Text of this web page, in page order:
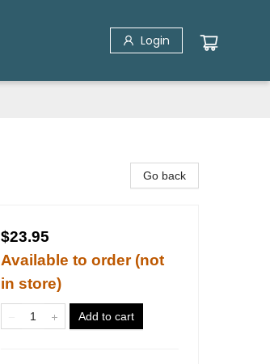
Login
Go back
$23.95
Available to order (not
in store)
Add to cart